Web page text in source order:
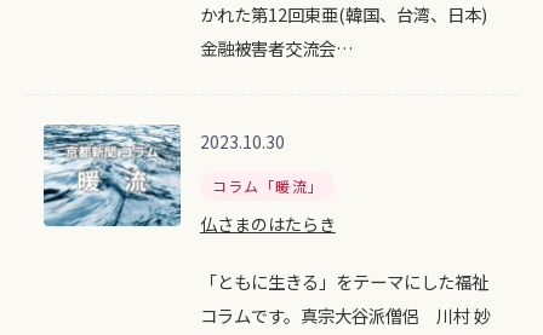
かれた第12回東亜(韓国、台湾、日本)
金融被害者交流会…
2023.10.30
コラム「暖流」
仏さまのはたらき
「ともに生きる」をテーマにした福祉
コラムです。真宗大谷派僧侶 川村 妙